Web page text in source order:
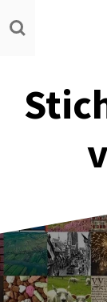
Ga
direct
hoofdinhoud